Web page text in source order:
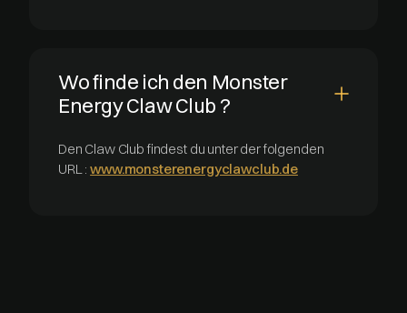
Wo finde ich den Monster
Energy Claw Club ?
Den Claw Club findest du unter der folgenden
URL :www.monsterenergyclawclub.de